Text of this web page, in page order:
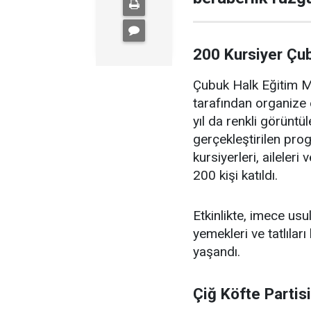
200 Kursiyer
Çubuk Halk Eğitim
tarafından
yıl da renkli
gerçekleştirilen
kursiyerleri, aileleri
200 kişi katıldı.
Etkinlikte, imece
yemekleri ve
yaşandı.
Çiğ Köfte